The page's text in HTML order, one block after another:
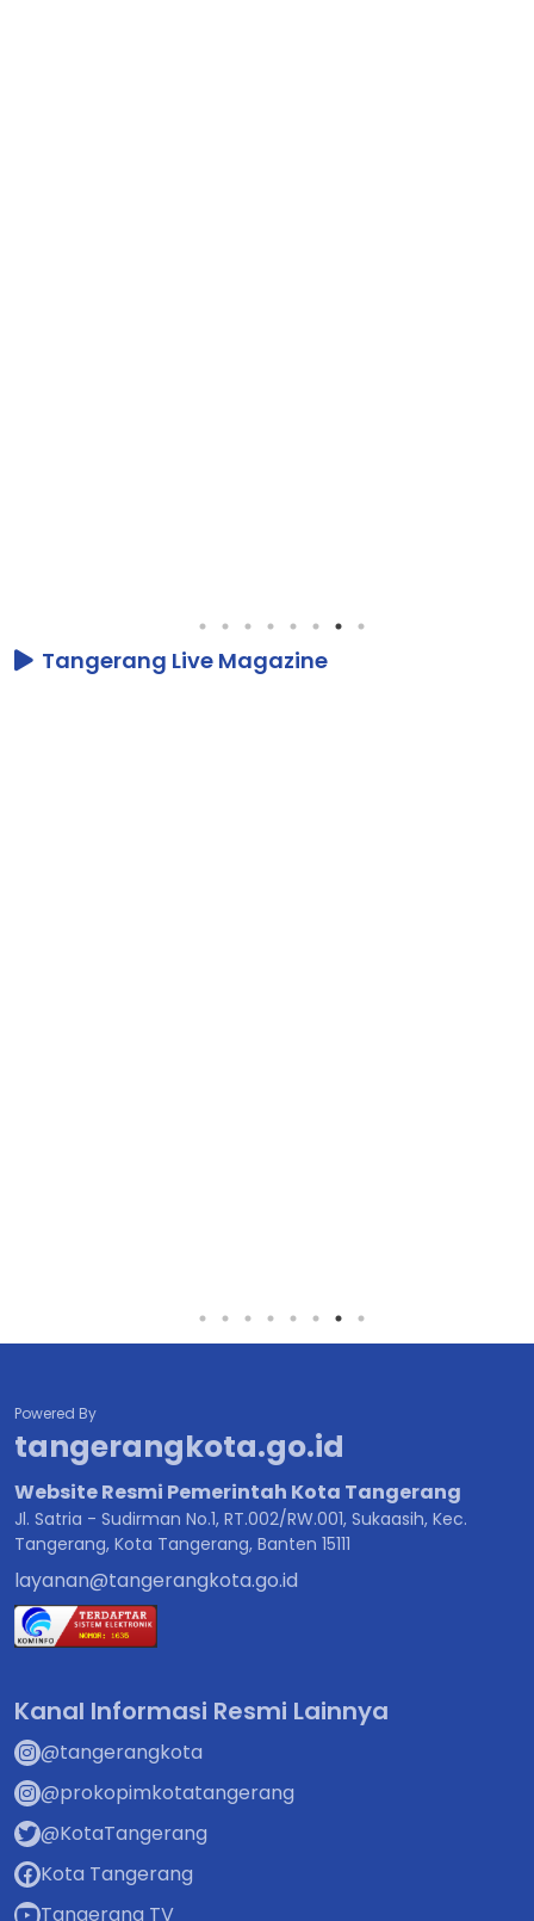
Tangerang Live Magazine
Powered By
tangerangkota.go.id
Website Resmi Pemerintah Kota Tangerang
Jl. Satria - Sudirman No.1, RT.002/RW.001, Sukaasih, Kec.
Tangerang, Kota Tangerang, Banten 15111
layanan@tangerangkota.go.id
Kanal Informasi Resmi Lainnya
@tangerangkota
@prokopimkotatangerang
@KotaTangerang
Kota Tangerang
Tangerang TV